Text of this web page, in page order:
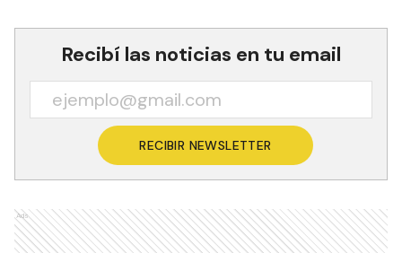
Recibí las noticias en tu email
RECIBIR NEWSLETTER
Ads